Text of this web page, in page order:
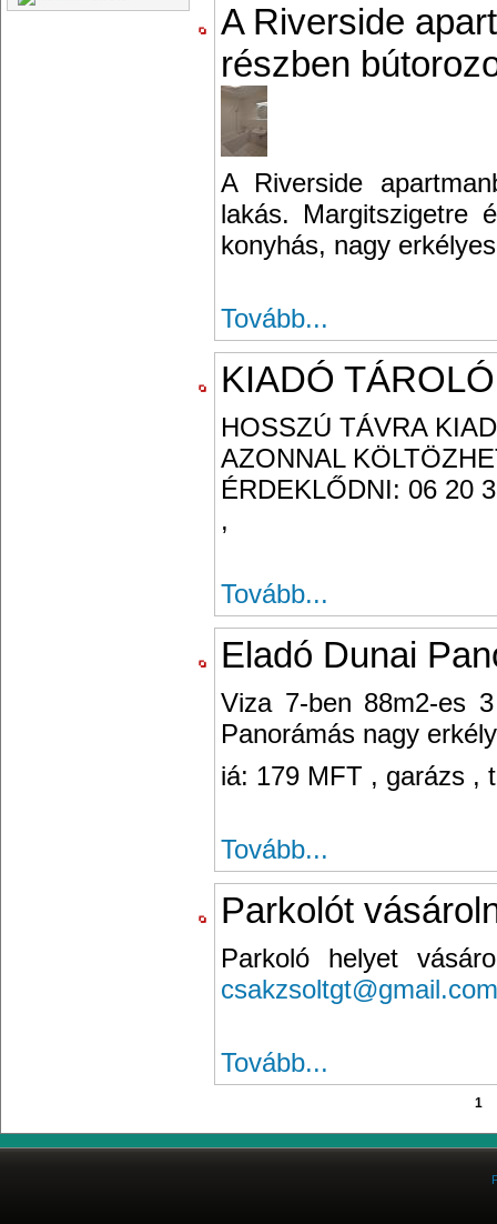
A Riverside
részben
A Riverside
lakás. Margitszigetre
konyhás, nagy
Tovább...
KIADÓ TÁROLÓ
HOSSZÚ TÁVRA
AZONNAL
ÉRDEKLŐDNI: 06 20
,
Tovább...
Eladó Dunai
Viza 7-ben 88m2-es
Panorámás nagy
iá: 179 MFT , garázs ,
Tovább...
Parkolót
Parkoló helyet
csakzsoltgt@gmail.com
Tovább...
1